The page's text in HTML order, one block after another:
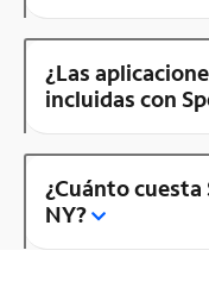
¿Las
incluidas con
¿Cuánto
NY?